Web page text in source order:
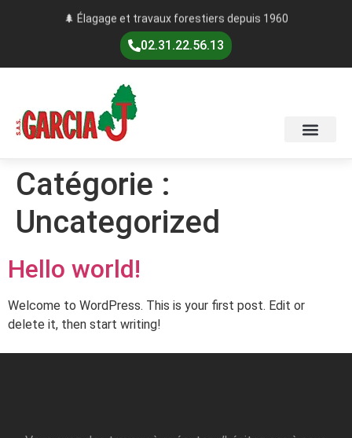
🌲 Élagage et travaux forestiers depuis 1960
02.31.22.56.13
Catégorie :
Uncategorized
Hello world!
Welcome to WordPress. This is your first post. Edit or
delete it, then start writing!